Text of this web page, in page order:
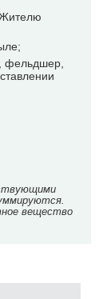
фельдшер,
вещество